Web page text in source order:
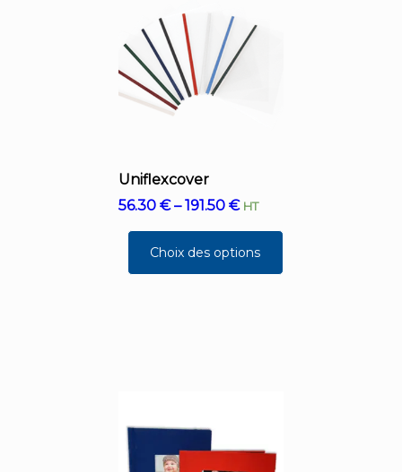
Uniflexcover
56.30€–191.50€ HT
Choix des options